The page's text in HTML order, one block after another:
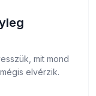
mit mond
elvérzik.